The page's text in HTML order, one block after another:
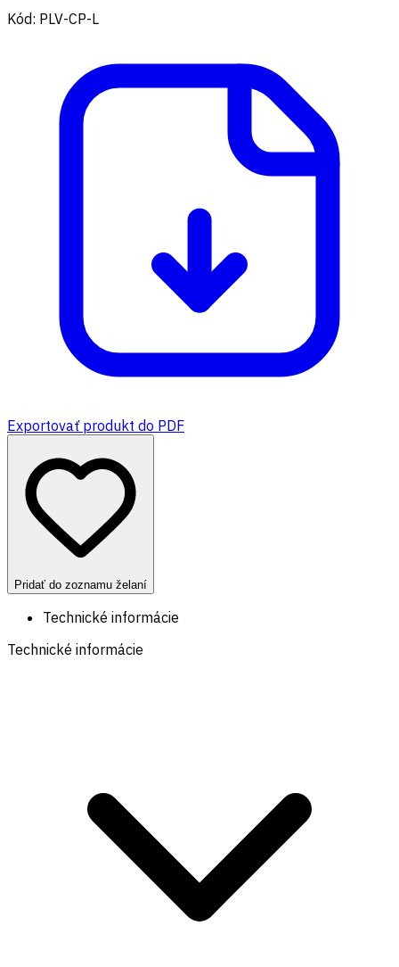
Kód: PLV-CP-L
Exportovať produkt do PDF
Pridať do zoznamu želaní
Technické informácie
Technické informácie